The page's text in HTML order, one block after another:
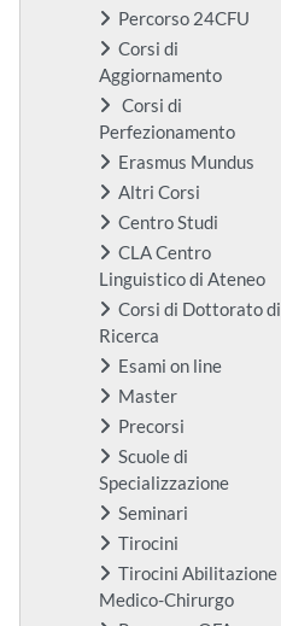
Percorso 24CFU
Corsi di
Aggiornamento
Corsi di
Perfezionamento
Erasmus Mundus
Altri Corsi
Centro Studi
CLA Centro
Linguistico di Ateneo
Corsi di Dottorato di
Ricerca
Esami on line
Master
Precorsi
Scuole di
Specializzazione
Seminari
Tirocini
Tirocini Abilitazione
Medico-Chirurgo